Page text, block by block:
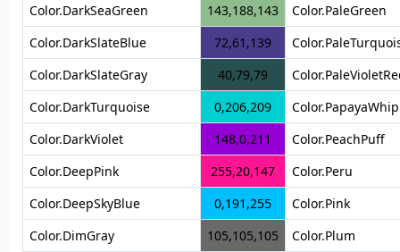
Color.DarkSeaGreen
143,188,143
Color.PaleGreen
Color.DarkSlateBlue
72,61,139
Color.DarkSlateGray
40,79,79
Color.DarkTurquoise
0,206,209
Color.PapayaWhip
Color.DarkViolet
148,0,211
Color.PeachPuff
Color.DeepPink
255,20,147
Color.Peru
Color.DeepSkyBlue
0,191,255
Color.Pink
Color.DimGray
105,105,105 Color.Plum